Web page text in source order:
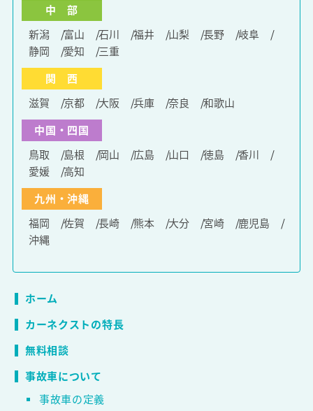
中 部
新潟
富山 石川 福井 山梨 長野
岐阜
静岡
愛知
三重
関 西
滋賀
京都 大阪 兵庫 奈良
和歌山
中国・四国
鳥取
島根 岡山 広島 山口 徳島
香川
愛媛
高知
九州・沖縄
福岡
佐賀 長崎 熊本 大分 宮崎
鹿児島
沖縄
ホーム
カーネクストの特長
無料相談
事故車について
事故車の定義